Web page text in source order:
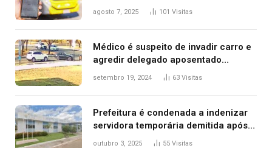
transporte público de Palmas; confira
agosto 7, 2025 101 Visitas
Médico é suspeito de invadir carro e
agredir delegado aposentado
durante confusão no trânsito
setembro 19, 2024 63 Visitas
Prefeitura é condenada a indenizar
servidora temporária demitida após
nascimento da filha
outubro 3, 2025 55 Visitas